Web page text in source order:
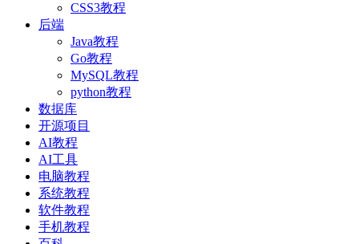
CSS3教程
后端
Java教程
Go教程
MySQL教程
python教程
数据库
开源项目
AI教程
AI工具
电脑教程
系统教程
软件教程
手机教程